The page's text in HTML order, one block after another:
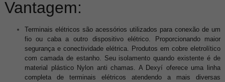
Vantagem:
Terminais elétricos são acessórios utilizados para conexão de um
fio ou caba a outro dispositivo elétrico. Proporcionando maior
segurança e conectividade elétrica. Produtos em cobre eletrolítico
com camada de estanho. Seu isolamento quando existente é de
material plástico Nylon anti chamas. A Dexyí oferece uma linha
completa de terminais elétricos atendendo a mais diversas